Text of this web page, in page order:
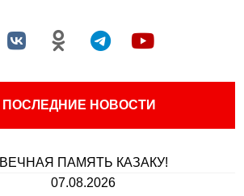
ПОСЛЕДНИЕ НОВОСТИ
ВЕЧНАЯ ПАМЯТЬ КАЗАКУ!
07.08.2026